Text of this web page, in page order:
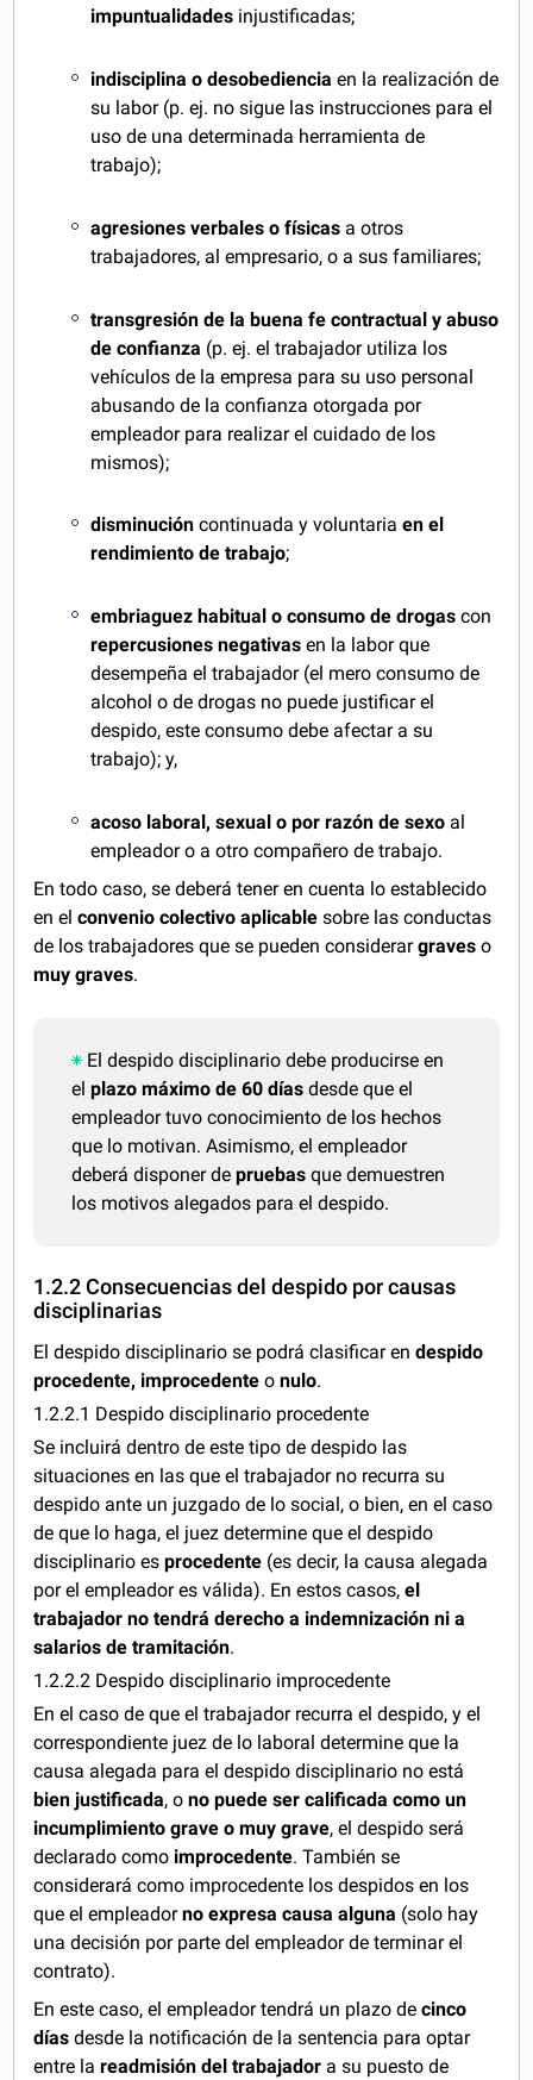
impuntualidades injustificadas;
indisciplina o desobediencia en la realización de
su labor (p. ej. no sigue las instrucciones para el
uso de una determinada herramienta de
trabajo);
agresiones verbales o físicas a otros
trabajadores, al empresario, o a sus familiares;
transgresión de la buena fe contractual y abuso
de confianza (p. ej. el trabajador utiliza los
vehículos de la empresa para su uso personal
abusando de la confianza otorgada por
empleador para realizar el cuidado de los
mismos);
disminución continuada y voluntariaen el
rendimiento de trabajo;
embriaguez habitual o consumo de drogas con
repercusiones negativas en la labor que
desempeña el trabajador (el mero consumo de
alcohol o de drogas no puede justificar el
despido, este consumo debe afectar a su
trabajo); y,
acoso laboral, sexual o por razón de sexo al
empleador o a otro compañero de trabajo.
En todo caso, se deberá tener en cuenta lo establecido
en elconvenio colectivo aplicable sobre las conductas
de los trabajadores que se pueden considerargraves o
muy graves.
El despido disciplinario debe producirse en
elplazo máximo de 60 días desde que el
empleador tuvo conocimiento de los hechos
que lo motivan. Asimismo, el empleador
deberá disponer depruebas que demuestren
los motivos alegados para el despido.
1.2.2 Consecuencias del despido por causas
disciplinarias
El despido disciplinario se podrá clasificar endespido
procedente, improcedenteo nulo.
1.2.2.1 Despido disciplinario procedente
Se incluirá dentro de este tipo de despido las
situaciones en las que el trabajador no recurra su
despido ante un juzgado de lo social, o bien, en el caso
de que lo haga, el juez determine que el despido
disciplinario esprocedente (es decir, la causa alegada
por el empleador es válida). En estos casos,el
trabajador no tendrá derecho a indemnización ni a
salarios de tramitación.
1.2.2.2 Despido disciplinario improcedente
En el caso de que el trabajador recurra el despido, y el
correspondiente juez de lo laboral determine que la
causa alegada para el despido disciplinario no está
bien justificada, ono puede ser calificada como un
incumplimiento grave o muy grave, el despido será
declarado como improcedente. También se
considerará como improcedente los despidos en los
que el empleadorno expresa causa alguna (solo hay
una decisión por parte del empleador de terminar el
contrato).
En este caso, el empleador tendrá un plazo decinco
días desde la notificación de la sentencia para optar
entre lareadmisión del trabajador a su puesto de